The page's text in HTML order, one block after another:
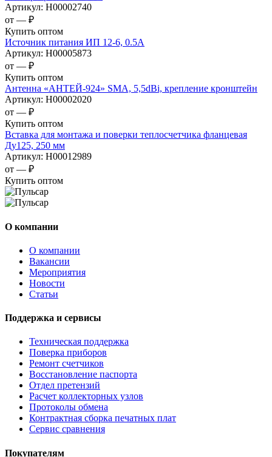
Артикул: Н00002740
от — ₽
Купить оптом
Источник питания ИП 12-6, 0.5А
Артикул: Н00005873
от — ₽
Купить оптом
Антенна «АНТЕЙ-924» SMA, 5,5dBi, крепление кронштейн
Артикул: Н00002020
от — ₽
Купить оптом
Вставка для монтажа и поверки теплосчетчика фланцевая
Ду125, 250 мм
Артикул: Н00012989
от — ₽
Купить оптом
О компании
О компании
Вакансии
Мероприятия
Новости
Статьи
Поддержка и сервисы
Техническая поддержка
Поверка приборов
Ремонт счетчиков
Восстановление паспорта
Отдел претензий
Расчет коллекторных узлов
Протоколы обмена
Контрактная сборка печатных плат
Сервис сравнения
Покупателям